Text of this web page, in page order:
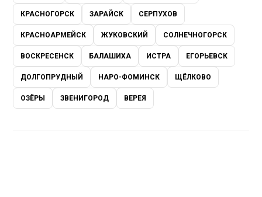
КРАСНОГОРСК ЗАРАЙСК СЕРПУХОВ
КРАСНОАРМЕЙСК ЖУКОВСКИЙ СОЛНЕЧНОГОРСК
ВОСКРЕСЕНСК БАЛАШИХА ИСТРА ЕГОРЬЕВСК
ДОЛГОПРУДНЫЙ НАРО-ФОМИНСК ЩЁЛКОВО
ОЗЁРЫ ЗВЕНИГОРОД ВЕРЕЯ